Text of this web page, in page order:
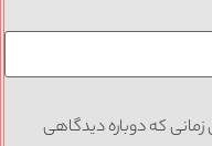
زمانی که دوباره دیدگاهی